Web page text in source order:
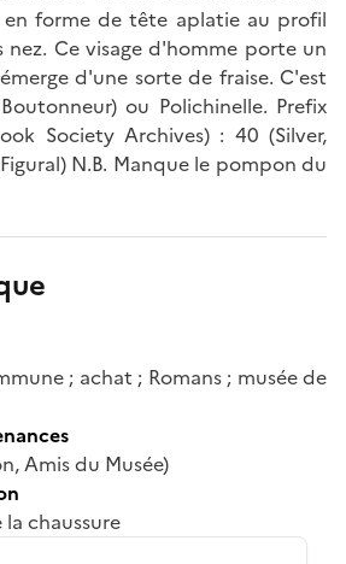
en forme de tête aplatie au profil
Ce visage d'homme porte un
d'une sorte de fraise. C'est
ou Polichinelle. Prefix
Society Archives) : 40 (Silver,
N.B. Manque le pompon du
; achat ; Romans ; musée de
Amis du Musée)
la chaussure